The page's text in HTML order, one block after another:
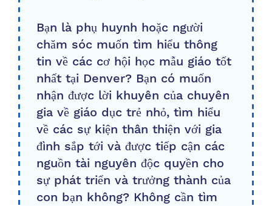
Bạn là phụ huynh hoặc người
chăm sóc muốn tìm hiểu thông
tin về các cơ hội học mẫu giáo tốt
nhất tại Denver? Bạn có muốn
nhận được lời khuyên của chuyên
gia về giáo dục trẻ nhỏ, tìm hiểu
về các sự kiện thân thiện với gia
đình sắp tới và được tiếp cận các
nguồn tài nguyên độc quyền cho
sự phát triển và trưởng thành của
con bạn không? Không cần tìm